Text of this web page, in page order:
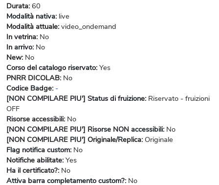
Durata: 60
Modalità nativa: live
Modalità attuale: video_ondemand
In vetrina: No
In arrivo: No
New: No
Corso del catalogo riservato: Yes
PNRR DICOLAB: No
Codice Badge: -
[NON COMPILARE PIU'] Status di fruizione: Riservato - fruizioni
OFF
Risorse accessibili: No
[NON COMPILARE PIU'] Risorse NON accessibili: No
[NON COMPILARE PIU'] Originale/Replica: Originale
Flag notifica custom: No
Notifiche abilitate: Yes
Ha il certificato?: No
Attiva barra completamento custom?: No